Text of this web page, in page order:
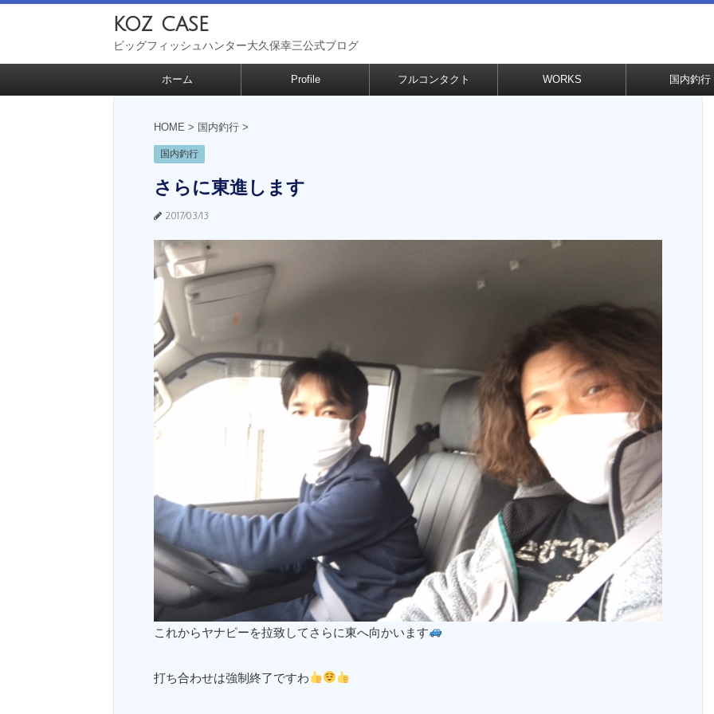
koz case
ビッグフィッシュハンター大久保幸三公式ブログ
ホーム Profile フルコンタクト WORKS 国内釣行
HOME > 国内釣行 >
国内釣行
さらに東進します
2017/03/13
これからヤナピーを拉致してさらに東へ向かいます
打ち合わせは強制終了ですわ